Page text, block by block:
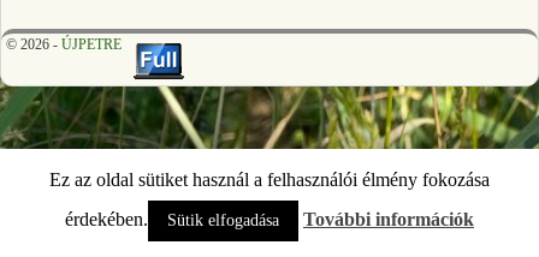
© 2026 - ÚJPETRE
Ez az oldal sütiket használ a felhasználói élmény fokozása
érdekében.
Sütik elfogadása További információk